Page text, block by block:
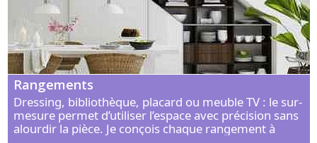
Rangements
Dressing, bibliothèque, placard ou meuble TV : le sur-
mesure permet d’utiliser l’espace avec précision sans
alourdir la pièce. Je conçois chaque rangement à